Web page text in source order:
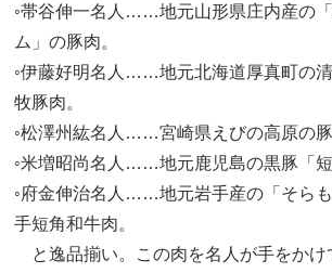
◦帯谷伸一名人……地元山形県庄内産の
ム」の豚肉。
◦伊藤好明名人……地元北海道厚真町の
牧豚肉。
◦松澤州紘名人……宮崎県えびの高原の豚
◦米増昭尚名人……地元鹿児島の黒豚「短
◦府金伸治名人……地元岩手産の「そら
手短角和牛肉。
と逸品揃い。この肉を名人が手をかけ